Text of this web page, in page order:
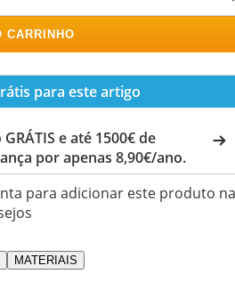
CARRINHO
para este artigo
GRÁTIS e até 1500€ de
por apenas 8,90€/ano.
para adicionar este produto na
MATERIAIS